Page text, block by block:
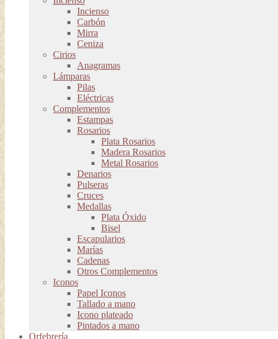
Incienso
Carbón
Mirra
Ceniza
Cirios
Anagramas
Lámparas
Pilas
Eléctricas
Complementos
Estampas
Rosarios
Plata Rosarios
Madera Rosarios
Metal Rosarios
Denarios
Pulseras
Cruces
Medallas
Plata Óxido
Bisel
Escapularios
Marías
Cadenas
Otros Complementos
Iconos
Papel Iconos
Tallado a mano
Icono plateado
Pintados a mano
Orfebrería